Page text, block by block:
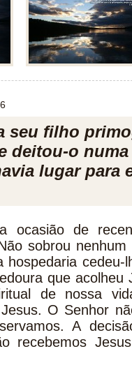
seu filho
deitou-o
lugar para
ocasião de
sobrou
hospedaria
que acolheu
de nossa
O Senhor
A
recebemos